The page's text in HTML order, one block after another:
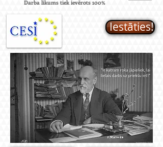
Darba likums tiek ievērots 100%
Iestāties!